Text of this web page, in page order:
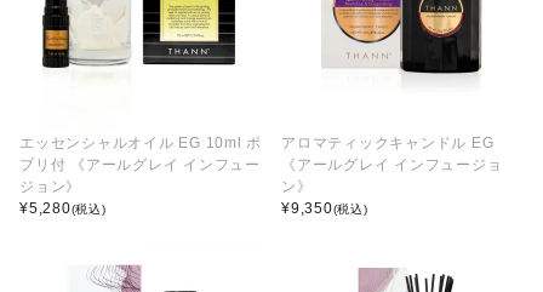
エッセンシャルオイル EG 10ml ポ
プリ付 《アールグレイ インフュー
ジョン》
¥5,280(税込)
アロマティックキャンドル EG
《アールグレイ インフュージョ
ン》
¥9,350(税込)